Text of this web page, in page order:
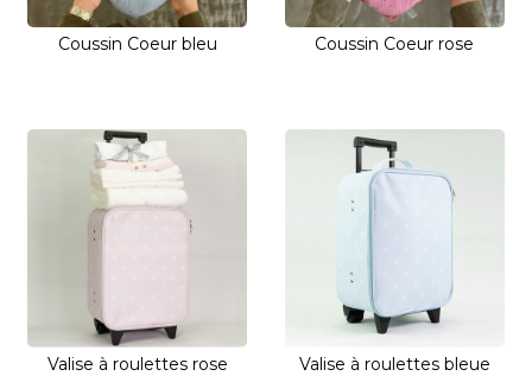
Coussin Coeur bleu Coussin Coeur rose
Valise à roulettes rose
Valise à roulettes bleue